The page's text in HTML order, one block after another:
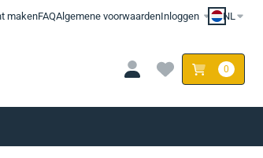
makenFAQAlgemene voorwaardenInloggen NL
0